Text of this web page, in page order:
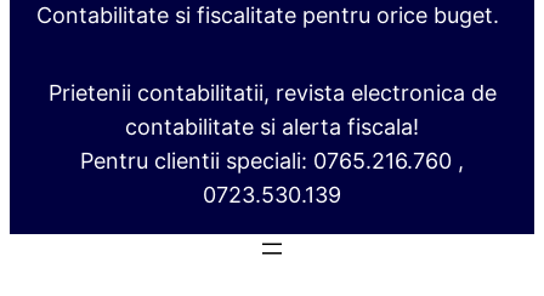
Contabilitate si fiscalitate pentru orice buget.
Prietenii contabilitatii, revista electronica de
contabilitate si alerta fiscala!
Pentru clientii speciali: 0765.216.760 ,
0723.530.139